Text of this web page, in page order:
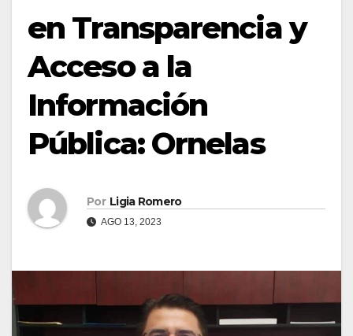
en Transparencia y
Acceso a la
Información
Pública: Ornelas
Por Ligia Romero
AGO 13, 2023